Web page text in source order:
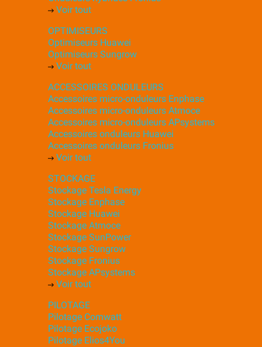
Voir tout
OPTIMISEURS
Optimiseurs Huawei
Optimiseurs Sungrow
Voir tout
ACCESSOIRES ONDULEURS
Accessoires micro-onduleurs Enphase
Accessoires micro-onduleurs Atmoce
Accessoires micro-onduleurs APsystems
Accessoires onduleurs Huawei
Accessoires onduleurs Fronius
Voir tout
STOCKAGE
Stockage Tesla Energy
Stockage Enphase
Stockage Huawei
Stockage Atmoce
Stockage SunPower
Stockage Sungrow
Stockage Fronius
Stockage APsystems
Voir tout
PILOTAGE
Pilotage Comwatt
Pilotage Ecojoko
Pilotage Elios4You